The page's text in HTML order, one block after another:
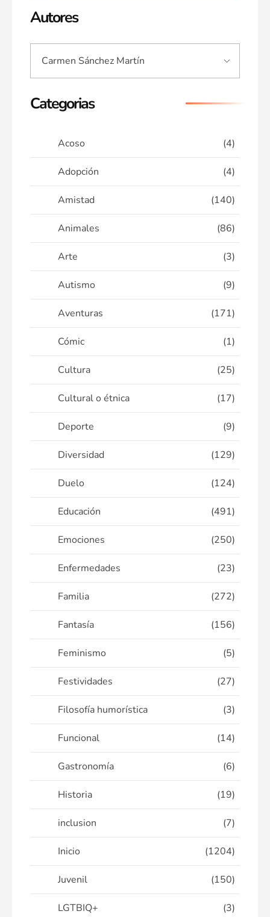
Autores
Categorias
Acoso (4)
Adopción (4)
Amistad (140)
Animales (86)
Arte (3)
Autismo (9)
Aventuras (171)
Cómic (1)
Cultura (25)
Cultural o étnica (17)
Deporte (9)
Diversidad (129)
Duelo (124)
Educación (491)
Emociones (250)
Enfermedades (23)
Familia (272)
Fantasía (156)
Feminismo (5)
Festividades (27)
Filosofía humorística (3)
Funcional (14)
Gastronomía (6)
Historia (19)
inclusion (7)
Inicio (1204)
Juvenil (150)
LGTBIQ+ (3)